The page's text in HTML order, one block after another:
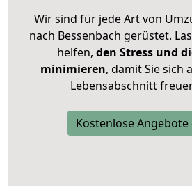
Wir sind für jede Art von
nach Bessenbach gerüstet.
helfen, den Stress und
minimieren, damit Sie sich
Lebensabschnitt
Kostenlose